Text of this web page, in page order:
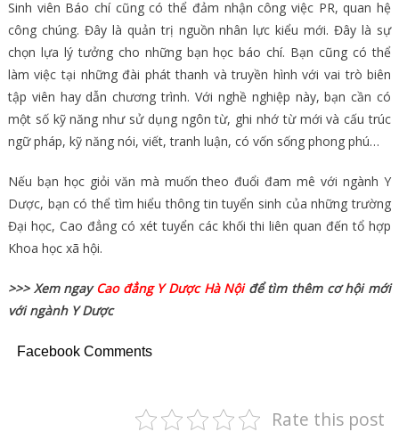
Sinh viên Báo chí cũng có thể đảm nhận công việc PR, quan hệ
công chúng. Đây là quản trị nguồn nhân lực kiểu mới. Đây là sự
chọn lựa lý tưởng cho những bạn học báo chí. Bạn cũng có thể
làm việc tại những đài phát thanh và truyền hình với vai trò biên
tập viên hay dẫn chương trình. Với nghề nghiệp này, bạn cần có
một số kỹ năng như sử dụng ngôn từ, ghi nhớ từ mới và cấu trúc
ngữ pháp, kỹ năng nói, viết, tranh luận, có vốn sống phong phú…
Nếu bạn học giỏi văn mà muốn theo đuổi đam mê với ngành Y
Dược, bạn có thể tìm hiểu thông tin tuyển sinh của những trường
Đại học, Cao đẳng có xét tuyển các khối thi liên quan đến tổ hợp
Khoa học xã hội.
>>> Xem ngayCao đẳng Y Dược Hà Nộiđể tìm thêm cơ hội mới
với ngành Y Dược
Facebook Comments
Rate this post